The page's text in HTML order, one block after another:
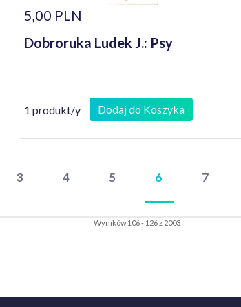
5,00 PLN
Dobroruka Ludek J.: Psy
1 produkt/y Dodaj do Koszyka
3 4 5 6 7
Wyników 106 - 126 z 2003